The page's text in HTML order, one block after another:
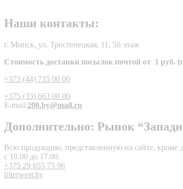
Наши контакты:
г. Минск, ул. Тростенецкая, 11, 5й этаж
Стоимость доставки посылок почтой от 1 руб.
+375 (44) 735 00 00
+375 (33) 663 00 00
E-mail:200.by@mail.ru
Дополнительно: Рынок
Всю продукцию, представленную на сайте, кроме
с 10.00 до 17.00.
+375 29 655 75 96
filterwest.by